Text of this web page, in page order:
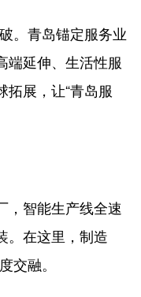
生 山东产经
市 科教
عربى
語 한국어
。青岛锚定服务业
端延伸、生活性服
展，让“青岛服
智能生产线全速
。在这里，制造
交融。